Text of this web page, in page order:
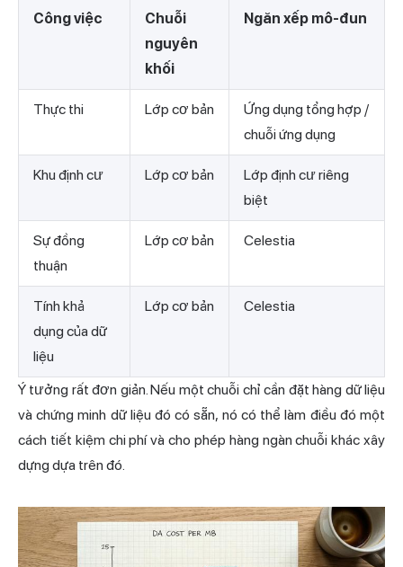
Công việc
Chuỗi
nguyên
khối
Ngăn xếp mô-đun
Thực thi Lớp cơ bản
Ứng dụng tổng hợp /
chuỗi ứng dụng
Khu định cư Lớp cơ bản
Lớp định cư riêng
biệt
Sự đồng
thuận
Lớp cơ bản Celestia
Tính khả
dụng của dữ
liệu
Lớp cơ bản Celestia
Ý tưởng rất đơn giản. Nếu một chuỗi chỉ cần đặt hàng dữ liệu
và chứng minh dữ liệu đó có sẵn, nó có thể làm điều đó một
cách tiết kiệm chi phí và cho phép hàng ngàn chuỗi khác xây
dựng dựa trên đó.